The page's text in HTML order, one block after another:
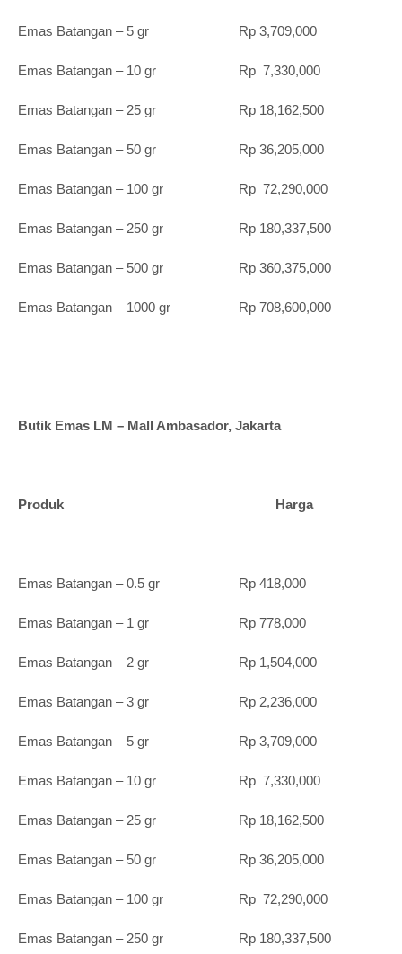
Emas Batangan – 5 gr Rp 3,709,000
Emas Batangan – 10 gr Rp 7,330,000
Emas Batangan – 25 gr Rp 18,162,500
Emas Batangan – 50 gr Rp 36,205,000
Emas Batangan – 100 gr Rp 72,290,000
Emas Batangan – 250 gr Rp 180,337,500
Emas Batangan – 500 gr Rp 360,375,000
Emas Batangan – 1000 gr Rp 708,600,000
Butik Emas LM – Mall Ambasador, Jakarta
Produk Harga
Emas Batangan – 0.5 gr Rp 418,000
Emas Batangan – 1 gr Rp 778,000
Emas Batangan – 2 gr Rp 1,504,000
Emas Batangan – 3 gr Rp 2,236,000
Emas Batangan – 5 gr Rp 3,709,000
Emas Batangan – 10 gr Rp 7,330,000
Emas Batangan – 25 gr Rp 18,162,500
Emas Batangan – 50 gr Rp 36,205,000
Emas Batangan – 100 gr Rp 72,290,000
Emas Batangan – 250 gr Rp 180,337,500